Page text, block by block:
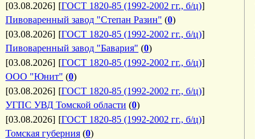
[03.08.2026] [ГОСТ 1820-85 (1992-2002 гг., б/ц)]
Пивоваренный завод "Степан Разин" (0)
[03.08.2026] [ГОСТ 1820-85 (1992-2002 гг., б/ц)]
Пивоваренный завод "Бавария" (0)
[03.08.2026] [ГОСТ 1820-85 (1992-2002 гг., б/ц)]
ООО "Юнит" (0)
[03.08.2026] [ГОСТ 1820-85 (1992-2002 гг., б/ц)]
УГПС УВД Томской области (0)
[03.08.2026] [ГОСТ 1820-85 (1992-2002 гг., б/ц)]
Томская губерния (0)